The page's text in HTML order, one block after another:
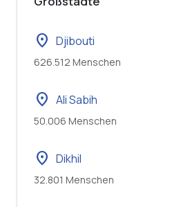
location_on Djibouti
626.512 Menschen
location_on Ali Sabih
50.006 Menschen
location_on Dikhil
32.801 Menschen